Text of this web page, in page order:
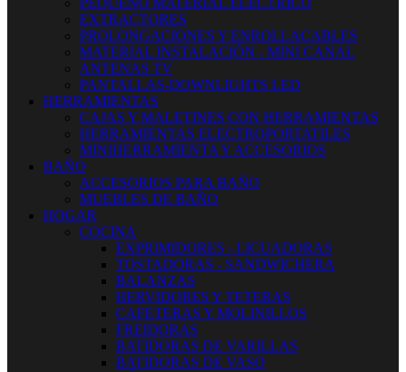
PEQUEÑO MATERIAL ELECTRICO
EXTRACTORES
PROLONGACIONES Y ENROLLACABLES
MATERIAL INSTALACIÓN - MINI CANAL
ANTENAS TV
PANTALLAS-DOWNLIGHTS LED
HERRAMIENTAS
CAJAS Y MALETINES CON HERRAMIENTAS
HERRAMIENTAS ELECTROPORTATILES
MINIHERRAMIENTA Y ACCESORIOS
BAÑO
ACCESORIOS PARA BAÑO
MUEBLES DE BAÑO
HOGAR
COCINA
EXPRIMIDORES - LICUADORAS
TOSTADORAS - SANDWICHERA
BALANZAS
HERVIDORES Y TETERAS
CAFETERAS Y MOLINILLOS
FREIDORAS
BATIDORAS DE VARILLAS
BATIDORAS DE VASO